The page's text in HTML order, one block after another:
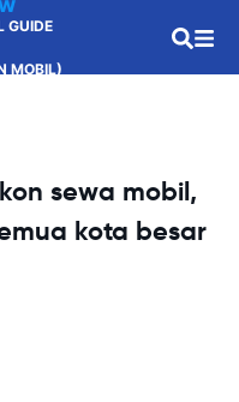
GUIDE
MOBIL)
sewa mobil,
kota besar